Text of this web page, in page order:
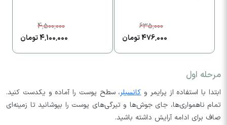
635,000
476,000 تومان
4,500,000
4,100,000 تومان
مرحله اول
ابتدا با استفاده از پرایمر وکانسیلر، سطح پوست را آماده و یکدست کنید.
تمام ناهمواری‌ها، جای جوش‌ها و تیرگی‌های پوست را بپوشانید تا زمینه‌ای
صاف برای ادامه آرایش داشته باشید.